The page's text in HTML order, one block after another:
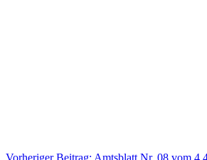
Vorheriger Beitrag: Amtsblatt Nr. 08 vom